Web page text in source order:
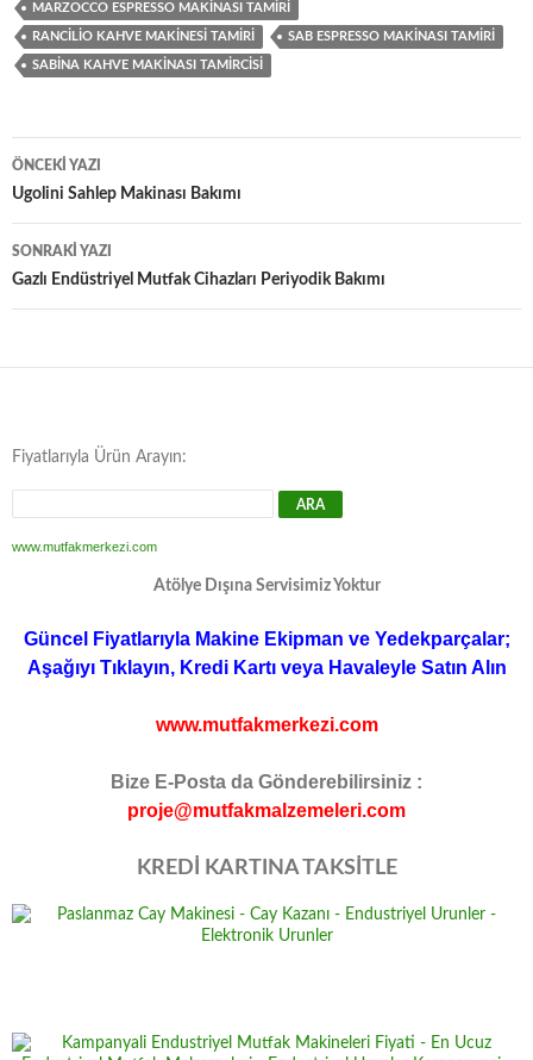
MARZOCCO ESPRESSO MAKINASI TAMIRI
RANCILIO KAHVE MAKINESI TAMIRI SAB ESPRESSO MAKINASI TAMIRI
SABINA KAHVE MAKINASI TAMIRCISI
Yazı
dolaşımı
ÖNCEKI YAZI
Ugolini Sahlep Makinası Bakımı
SONRAKI YAZI
Gazlı Endüstriyel Mutfak Cihazları Periyodik Bakımı
Fiyatlarıyla Ürün Arayın:
www.mutfakmerkezi.com
Atölye Dışına Servisimiz Yoktur
Güncel Fiyatlarıyla Makine Ekipman ve Yedekparçalar;
Aşağıyı Tıklayın, Kredi Kartı veya Havaleyle Satın Alın
www.mutfakmerkezi.com
Bize E-Posta da Gönderebilirsiniz :
proje@mutfakmalzemeleri.com
KREDİ KARTINA TAKSİTLE